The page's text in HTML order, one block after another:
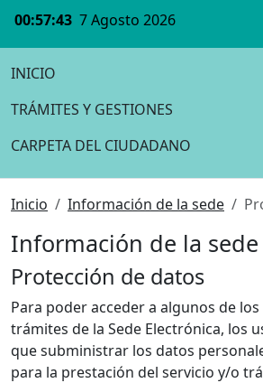
00:57:43 7 Agosto 2026
INICIO
TRÁMITES Y GESTIONES
CARPETA DEL CIUDADANO
Inicio Información de la sede
Información de la
Protección de datos
Para poder acceder a algunos de
trámites de la Sede Electrónica, los
que subministrar los datos
para la prestación del servicio y/o